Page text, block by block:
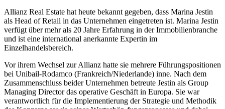
Allianz Real Estate hat heute bekannt gegeben, dass Marina Jestin
als Head of Retail in das Unternehmen eingetreten ist. Marina Jestin
verfügt über mehr als 20 Jahre Erfahrung in der Immobilienbranche
und ist eine international anerkannte Expertin im
Einzelhandelsbereich.
Vor ihrem Wechsel zur Allianz hatte sie mehrere Führungspositionen
bei Unibail-Rodamco (Frankreich/Niederlande) inne. Nach dem
Zusammenschluss beider Unternehmen betreute Jestin als Group
Managing Director das operative Geschäft in Europa. Sie war
verantwortlich für die Implementierung der Strategie und Methodik